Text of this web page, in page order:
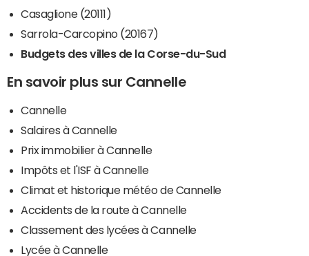
Casaglione (20111)
Sarrola-Carcopino (20167)
Budgets des villes de la Corse-du-Sud
En savoir plus sur Cannelle
Cannelle
Salaires à Cannelle
Prix immobilier à Cannelle
Impôts et l'ISF à Cannelle
Climat et historique météo de Cannelle
Accidents de la route à Cannelle
Classement des lycées à Cannelle
Lycée à Cannelle